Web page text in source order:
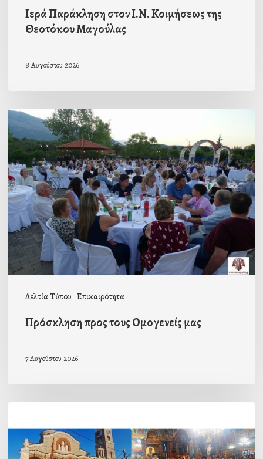
Ιερά Παράκληση στον Ι.Ν. Κοιμήσεως της
Θεοτόκου Μαγούλας
8 Αυγούστου 2026
Δελτία Τύπου Επικαιρότητα
Πρόσκληση
προς
τους
Ομογενείς
μας
Πρόσκληση προς τους Ομογενείς μας
7 Αυγούστου 2026
εορτή
της